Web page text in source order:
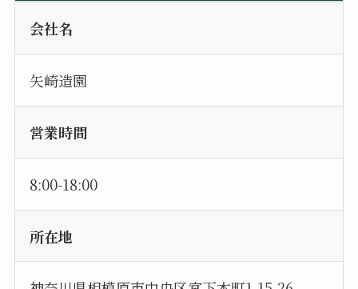
会社名
矢崎造園
営業時間
8:00-18:00
所在地